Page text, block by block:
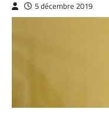
5 décembre 2019